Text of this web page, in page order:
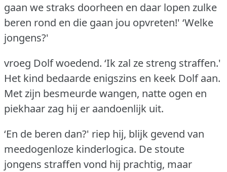
gaan we straks doorheen en daar lopen zulke
beren rond en die gaan jou opvreten!' ‘Welke
jongens?'
vroeg Dolf woedend. ‘Ik zal ze streng straffen.'
Het kind bedaarde enigszins en keek Dolf aan.
Met zijn besmeurde wangen, natte ogen en
piekhaar zag hij er aandoenlijk uit.
‘En de beren dan?' riep hij, blijk gevend van
meedogenloze kinderlogica. De stoute
jongens straffen vond hij prachtig, maar